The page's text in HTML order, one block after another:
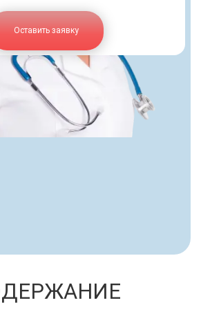
Оставить заявку